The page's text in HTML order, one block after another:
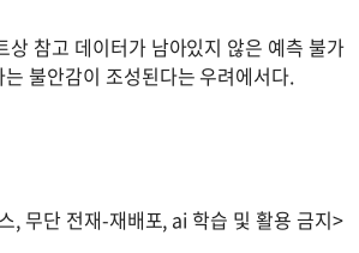
상 참고 데이터가 남아있지 않은 예측 불가
불안감이 조성된다는 우려에서다.
, 무단 전재-재배포, ai 학습 및 활용 금지>